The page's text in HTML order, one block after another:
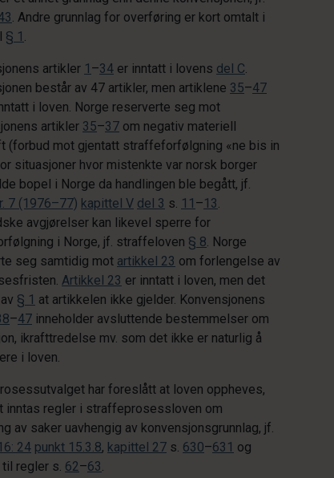
. Andre grunnlag for overføring er kort omtalt i
§ 1 .
artikler 1 –34 er inntatt i lovens del C.
består av 47 artikler, men artiklene 35–47
i loven. Norge reserverte seg mot
artikler 35–37 om negativ materiell
(forbud mot gjentatt straffeforfølgning «ne bis in
situasjoner hvor mistenkte var norsk borger
bopel i Norge da handlingen ble begått, jf.
7 (1976–77) kapittel V del 3 s. 11 –13.
avgjørelser kan likevel sperre for
i Norge, jf. straffeloven § 8. Norge
seg samtidig mot artikkel 23 om forlengelse av
Artikkel 23 er inntatt i loven, men det
§ 1 at artikkelen ikke gjelder. Konvensjonens
–47 inneholder avsluttende bestemmelser om
ikrafttredelse mv. som det ikke er naturlig å
i loven.
har foreslått at loven oppheves,
inntas regler i straffeprosessloven om
av saker uavhengig av konvensjonsgrunnlag, jf.
24 punkt 15.3.8, kapittel 27 s. 630–631 og
regler s. 62–63.